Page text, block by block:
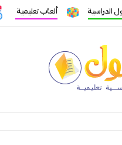
الدراسية ألعاب تعليمية